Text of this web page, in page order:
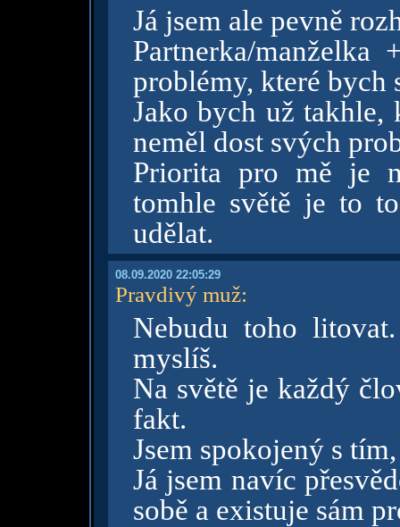
Já jsem ale pevně
Partnerka/
problémy, které bych
Jako bych už takhle,
neměl dost svých
Priorita pro mě je
tomhle světě je to
udělat.
08.09.2020 22:05:29
Pravdivý muž:
Nebudu toho
myslíš.
Na světě je každý
fakt.
Jsem spokojený s
Já jsem navíc
sobě a existuje sám